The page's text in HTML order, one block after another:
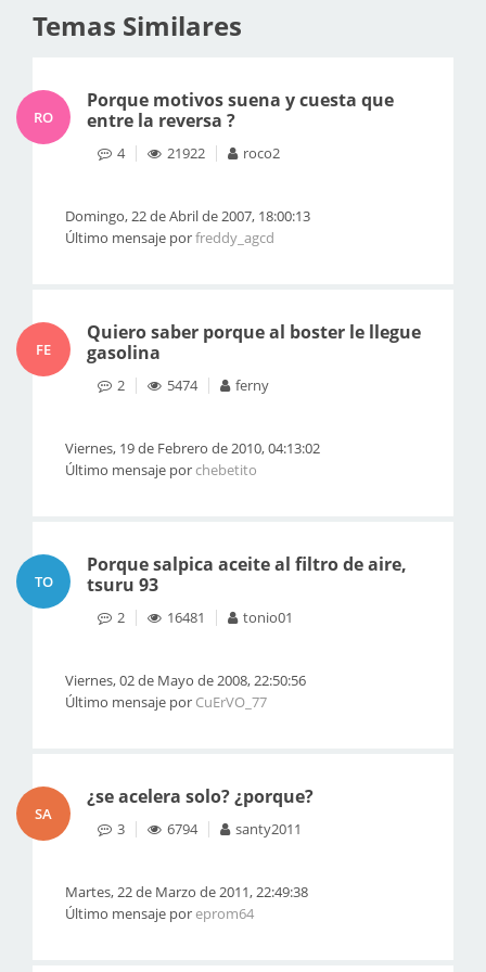
Temas Similares
RO
Porque motivos suena y cuesta que
entre la reversa ?
4 21922 roco2
Domingo, 22 de Abril de 2007, 18:00:13
Último mensaje porfreddy_agcd
FE
Quiero saber porque al boster le llegue
gasolina
2 5474 ferny
Viernes, 19 de Febrero de 2010, 04:13:02
Último mensaje porchebetito
TO
Porque salpica aceite al filtro de aire,
tsuru 93
2 16481 tonio01
Viernes, 02 de Mayo de 2008, 22:50:56
Último mensaje por CuErVO_77
SA
¿se acelera solo? ¿porque?
3 6794 santy2011
Martes, 22 de Marzo de 2011, 22:49:38
Último mensaje poreprom64